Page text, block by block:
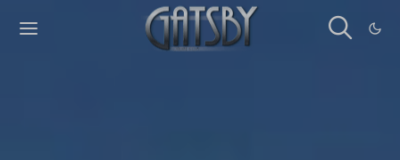
Cookies management panel